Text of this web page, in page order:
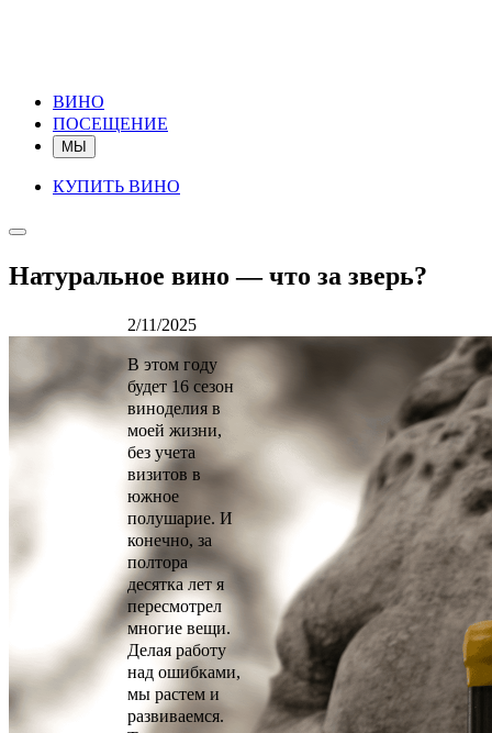
ВИНО
ПОСЕЩЕНИЕ
МЫ
КУПИТЬ ВИНО
Натуральное вино — что за зверь?
2/11/2025
В этом году
будет 16 сезон
виноделия в
моей жизни,
без учета
визитов в
южное
полушарие. И
конечно, за
полтора
десятка лет я
пересмотрел
многие вещи.
Делая работу
над ошибками,
мы растем и
развиваемся.